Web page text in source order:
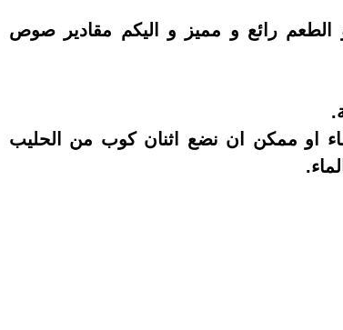
رائع و مميز و اليكم مقادير صوص
او ممكن ان نضع اثنان كوب من الحليب